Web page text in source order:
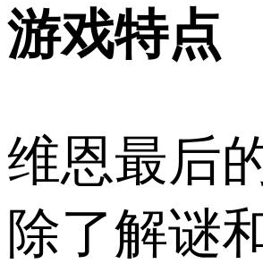
游戏特点
维恩最后
除了解谜